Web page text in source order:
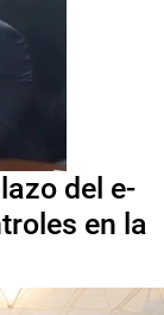
del e-
en la